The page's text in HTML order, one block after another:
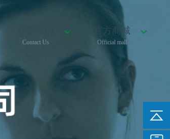
Contact Us
官方商城
Official mall